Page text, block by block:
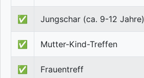
✅ Jungschar (ca. 9-12 Jahre)
✅ Mutter-Kind-Treffen
✅ Frauentreff